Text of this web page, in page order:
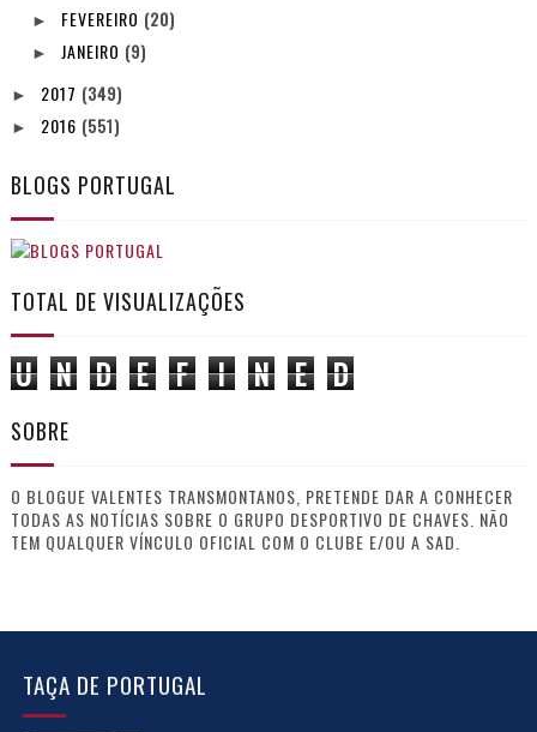
► FEVEREIRO (20)
► JANEIRO (9)
► 2017 (349)
► 2016 (551)
BLOGS PORTUGAL
TOTAL DE VISUALIZAÇÕES
U N D E F I N E D
SOBRE
O BLOGUE VALENTES TRANSMONTANOS, PRETENDE DAR A CONHECER
TODAS AS NOTÍCIAS SOBRE O GRUPO DESPORTIVO DE CHAVES. NÃO
TEM QUALQUER VÍNCULO OFICIAL COM O CLUBE E/OU A SAD.
TAÇA DE PORTUGAL